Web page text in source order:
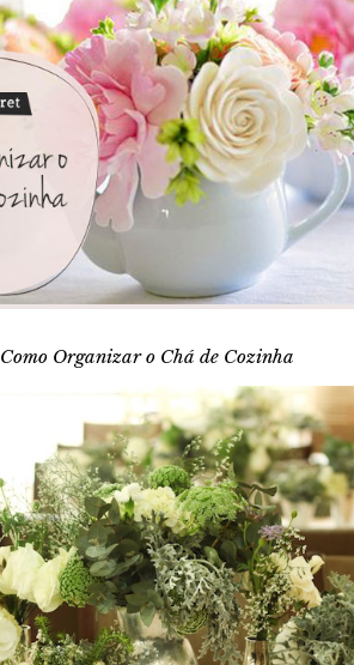
Como Organizar o Chá de Cozinha